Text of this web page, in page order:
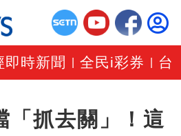
即時新聞 |全民i彩券 台
「抓去關」！這